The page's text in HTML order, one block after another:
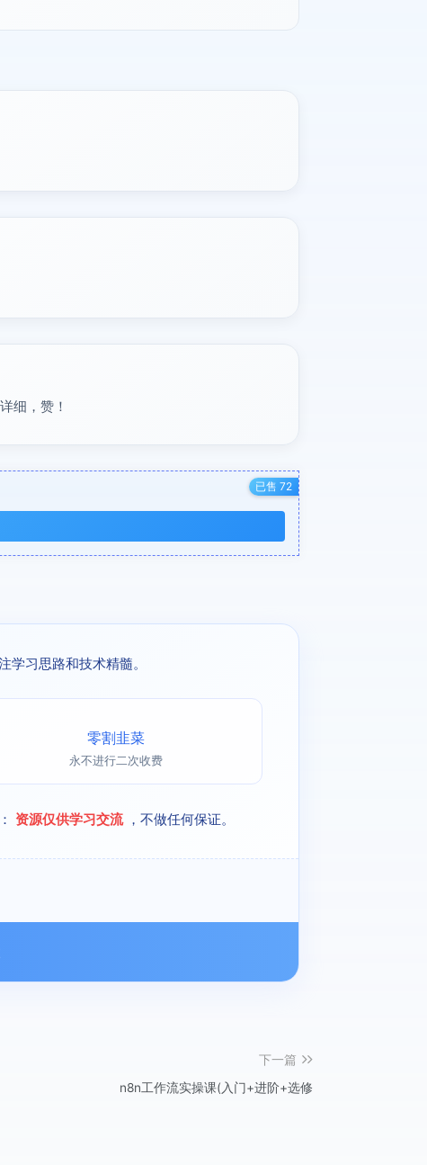
细，赞！
已售 72
习思路和技术精髓。
零割韭菜
永不进行二次收费
资源仅供学习交流 ，不做任何保证。
下一篇
n8n工作流实操课(入门+进阶+选修